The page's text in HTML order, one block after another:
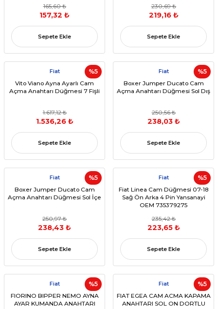
165,60 ₺
157,32 ₺
Sepete Ekle
230,69 ₺
219,16 ₺
Sepete Ekle
%5
Fiat
Vito Viano Ayna Ayarlı Cam
Açma Anahtarı Düğmesi 7 Fişli
1.617,12 ₺
1.536,26 ₺
Sepete Ekle
%5
Fiat
Boxer Jumper Ducato Cam
Açma Anahtarı Düğmesi Sol Dış
250,56 ₺
238,03 ₺
Sepete Ekle
%5
Fiat
Boxer Jumper Ducato Cam
Açma Anahtarı Düğmesi Sol İçe
250,97 ₺
238,43 ₺
Sepete Ekle
%5
Fiat
Fiat Linea Cam Düğmesi 07-18
Sağ Ön Arka 4 Pin Yansanayi
OEM 735379275
235,42 ₺
223,65 ₺
Sepete Ekle
%5
Fiat
FIORINO BIPPER NEMO AYNA
AYAR KUMANDA ANAHTARI
%5
Fiat
FIAT EGEA CAM ACMA KAPAMA
ANAHTARI SOL ON DORTLU